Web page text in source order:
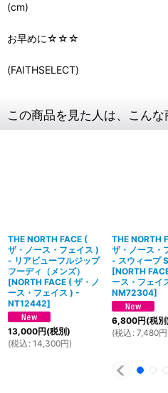
(cm)
お早めに☆☆☆
(FAITHSELECT)
この商品を見た人は、こん
THE NORTH FACE (
ザ・ノース・フェイス )
- リアビューフルジップ
フーディ（メンズ）
[NORTH FACE ( ザ・ノ
ース・フェイス ) -
NT12442]
13,000円(税別)
(税込 : 14,300円)
THE NORTH
ザ・ノース・
- スウィープ
[NORTH
ース・フェイ
NM72304]
6,800円(税
(税込 : 7,480円